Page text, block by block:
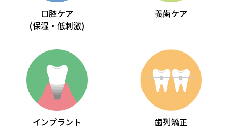
口腔ケア
(保湿・低刺激)
義歯ケア
インプラント 歯列矯正